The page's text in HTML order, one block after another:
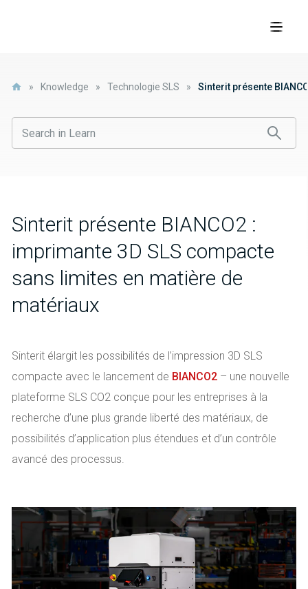
» Knowledge » Technologie SLS » Sinterit présente
Sinterit présente BIANCO2 :
imprimante 3D SLS compacte
sans limites en matière de
matériaux
Sinterit élargit les possibilités de l’impression 3D SLS
compacte avec le lancement de BIANCO2 – une nouvelle
plateforme SLS CO2 conçue pour les entreprises à la
recherche d’une plus grande liberté des matériaux, de
possibilités d’application plus étendues et d’un contrôle
avancé des processus.